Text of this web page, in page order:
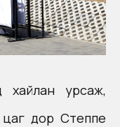
хайлан урсаж,
цаг дор Степпе